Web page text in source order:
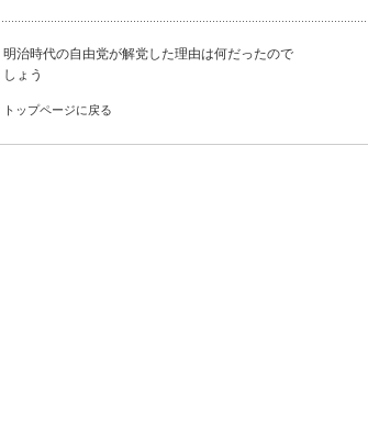
明治時代の自由党が解党した理由は何だったので
しょう
トップページに戻る